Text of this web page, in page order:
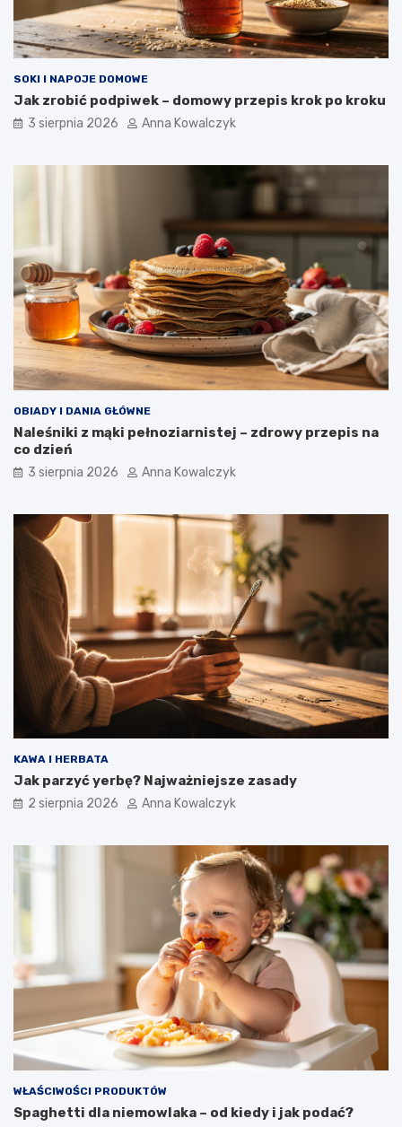
SOKI I NAPOJE DOMOWE
Jak zrobić podpiwek – domowy przepis krok po kroku
3 sierpnia 2026 Anna Kowalczyk
OBIADY I DANIA GŁÓWNE
Naleśniki z mąki pełnoziarnistej – zdrowy przepis na
co dzień
3 sierpnia 2026 Anna Kowalczyk
KAWA I HERBATA
Jak parzyć yerbę? Najważniejsze zasady
2 sierpnia 2026 Anna Kowalczyk
WŁAŚCIWOŚCI PRODUKTÓW
Spaghetti dla niemowlaka – od kiedy i jak podać?